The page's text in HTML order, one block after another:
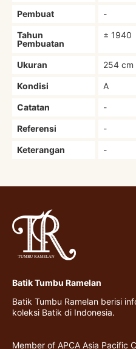
Pembuat -
Tahun
Pembuatan
± 1940
Ukuran 254 cm
Kondisi A
Catatan -
Referensi -
Keterangan -
Batik Tumbu Ramelan
Batik Tumbu Ramelan berisi
koleksi Batik di Indonesia.
Member of APCA Asia Pacific